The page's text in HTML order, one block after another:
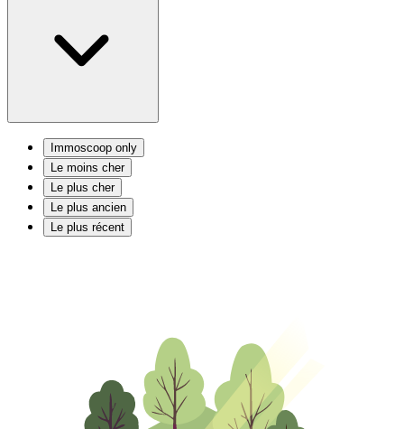
Immoscoop only
Le moins cher
Le plus cher
Le plus ancien
Le plus récent